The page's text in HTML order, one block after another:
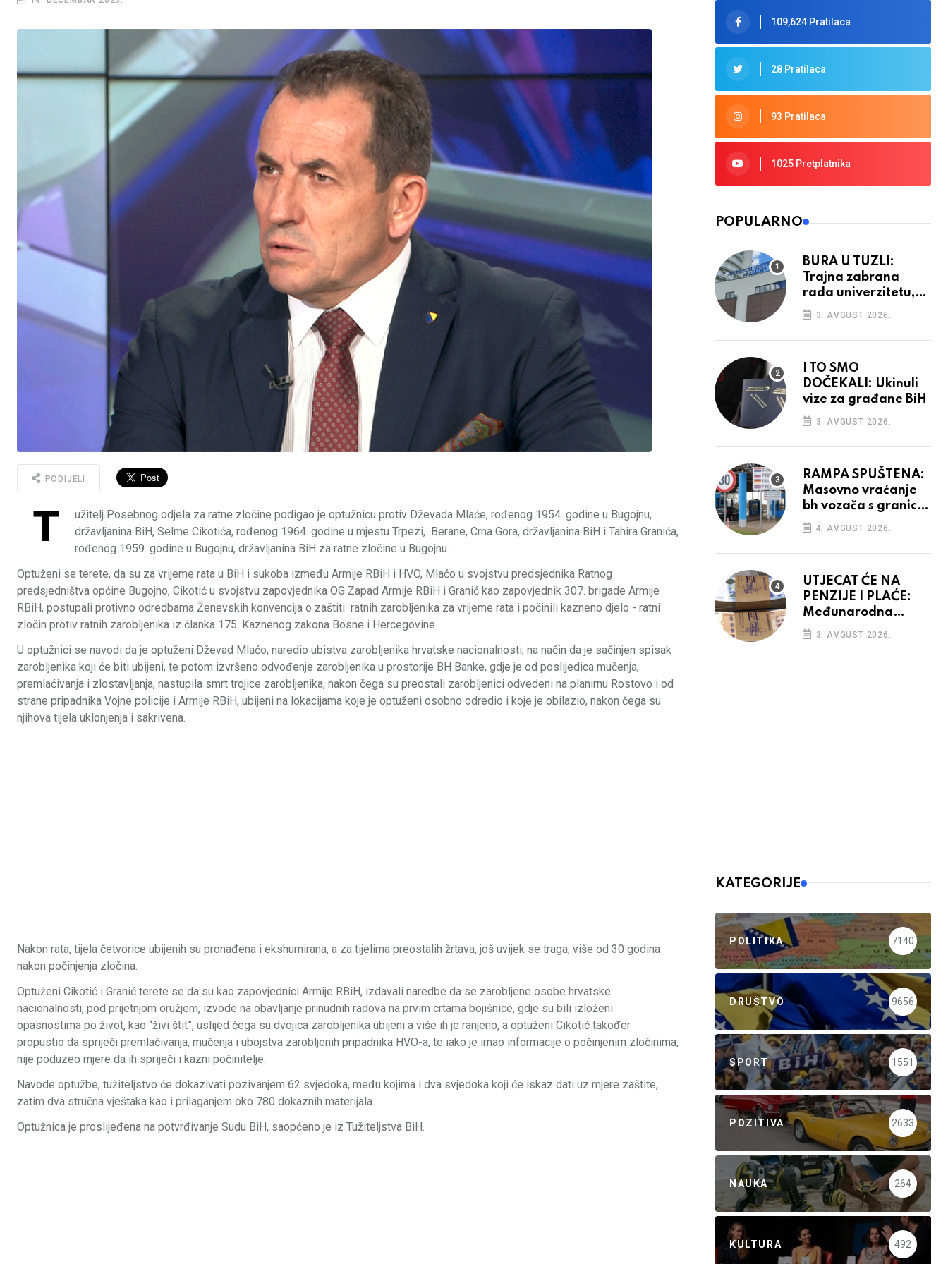
PODIJELI
T
užitelj Posebnog odjela za ratne zločine podigao je optužnicu protiv Dževada Mlaće, rođenog 1954. godine u Bugojnu,
državljanina BiH, Selme Cikotića, rođenog 1964. godine u mjestu Trpezi, Berane, Crna Gora, državljanina BiH i Tahira Granića,
rođenog 1959. godine u Bugojnu, državljanina BiH za ratne zločine u Bugojnu.
Optuženi se terete, da su za vrijeme rata u BiH i sukoba između Armije RBiH i HVO, Mlaćo u svojstvu predsjednika Ratnog
predsjedništva općine Bugojno, Cikotić u svojstvu zapovjednika OG Zapad Armije RBiH i Granić kao zapovjednik 307. brigade Armije
RBiH, postupali protivno odredbama Ženevskih konvencija o zaštiti ratnih zarobljenika za vrijeme rata i počinili kazneno djelo - ratni
zločin protiv ratnih zarobljenika iz članka 175. Kaznenog zakona Bosne i Hercegovine.
U optužnici se navodi da je optuženi Dževad Mlaćo, naredio ubistva zarobljenika hrvatske nacionalnosti, na način da je sačinjen spisak
zarobljenika koji će biti ubijeni, te potom izvršeno odvođenje zarobljenika u prostorije BH Banke, gdje je od poslijedica mučenja,
premlaćivanja i zlostavljanja, nastupila smrt trojice zarobljenika, nakon čega su preostali zarobljenici odvedeni na planirnu Rostovo i od
strane pripadnika Vojne policije i Armije RBiH, ubijeni na lokacijama koje je optuženi osobno odredio i koje je obilazio, nakon čega su
njihova tijela uklonjenja i sakrivena.
Nakon rata, tijela četvorice ubijenih su pronađena i ekshumirana, a za tijelima preostalih žrtava, još uvijek se traga, više od 30 godina
nakon počinjenja zločina.
Optuženi Cikotić i Granić terete se da su kao zapovjednici Armije RBiH, izdavali naredbe da se zarobljene osobe hrvatske
nacionalnosti, pod prijetnjom oružjem, izvode na obavljanje prinudnih radova na prvim crtama bojišnice, gdje su bili izloženi
opasnostima po život, kao “živi štit”, uslijed čega su dvojica zarobljenika ubijeni a više ih je ranjeno, a optuženi Cikotić također
propustio da spriječi premlaćivanja, mučenja i ubojstva zarobljenih pripadnika HVO-a, te iako je imao informacije o počinjenim zločinima,
nije poduzeo mjere da ih spriječi i kazni počinitelje.
Navode optužbe, tužiteljstvo će dokazivati pozivanjem 62 svjedoka, među kojima i dva svjedoka koji će iskaz dati uz mjere zaštite,
zatim dva stručna vještaka kao i prilaganjem oko 780 dokaznih materijala.
Optužnica je proslijeđena na potvrđivanje Sudu BiH, saopćeno je iz Tužiteljstva BiH.
109,624 Pratilaca
28 Pratilaca
93 Pratilaca
1025 Pretplatnika
POPULARNO
BURA U TUZLI:
Trajna zabrana
rada univerzitetu,
provedba sudskih
odluka
3. AVGUST 2026.
I TO SMO
DOČEKALI: Ukinuli
vize za građane BiH
3. AVGUST 2026.
RAMPA SPUŠTENA:
Masovno vraćanje
bh vozača s granica
EU, protesti na
vidiku
4. AVGUST 2026.
UTJECAT ĆE NA
PENZIJE I PLAĆE:
Međunarodna
agencija potvrdila
kreditni rejting BiH
3. AVGUST 2026.
KATEGORIJE
POLITIKA 7140
DRUŠTVO 9656
SPORT 1551
POZITIVA 2633
NAUKA 264
KULTURA 492